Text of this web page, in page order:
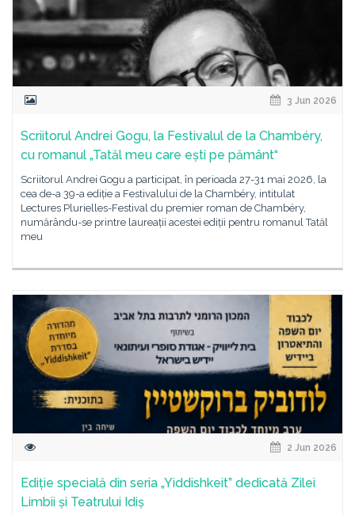
3 Jun 2026
Scriitorul Andrei Gogu, la Festivalul de la Chambéry,
cu romanul „Tatăl meu care ești pe pământ“
Scriitorul Andrei Gogu a participat, în perioada 27-31 mai 2026, la
cea de-a 39-a ediție a Festivalului de la Chambéry, intitulat
Lectures Plurielles-Festival du premier roman de Chambéry,
numărându-se printre laureații acestei ediții pentru romanul Tatăl
meu
2 Jun 2026
Ediție specială din seria „Yiddishkeit” dedicată Zilei
Limbii și Teatrului Idiș